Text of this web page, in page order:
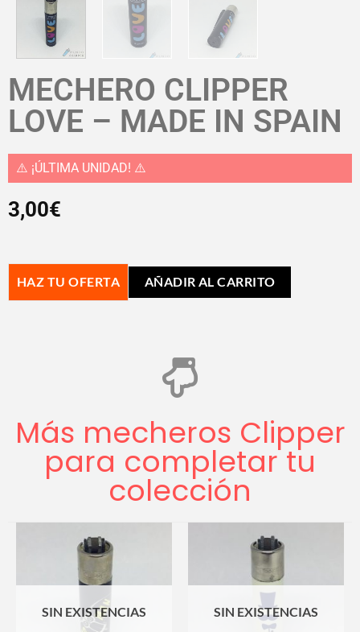
MECHERO CLIPPER
LOVE – MADE IN SPAIN
⚠️ ¡ÚLTIMA UNIDAD! ⚠️
3,00€
HAZ TU OFERTA AÑADIR AL CARRITO
Más mecheros Clipper
para completar tu
colección
SIN EXISTENCIAS SIN EXISTENCIAS